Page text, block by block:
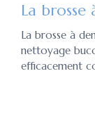
La brosse à
nettoyage
efficacement